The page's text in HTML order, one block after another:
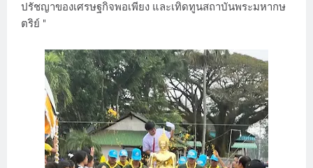
ปรัชญาของเศรษฐกิจพอเพียง และเทิดทูนสถาบันพระมหากษ
ตริย์ "